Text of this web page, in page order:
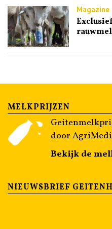
Magazine
MELKPRIJZEN
door
Bekijk de
NIEUWSBRIEF